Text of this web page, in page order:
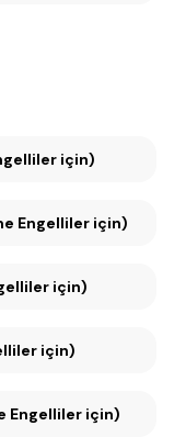
için)
Engelliler için)
için)
için)
Engelliler için)